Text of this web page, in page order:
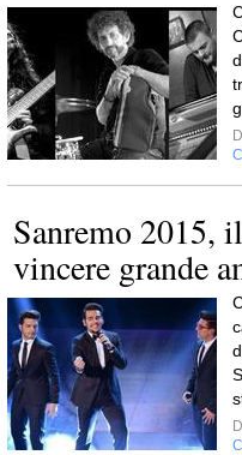
Sanremo 2015,
vincere grande